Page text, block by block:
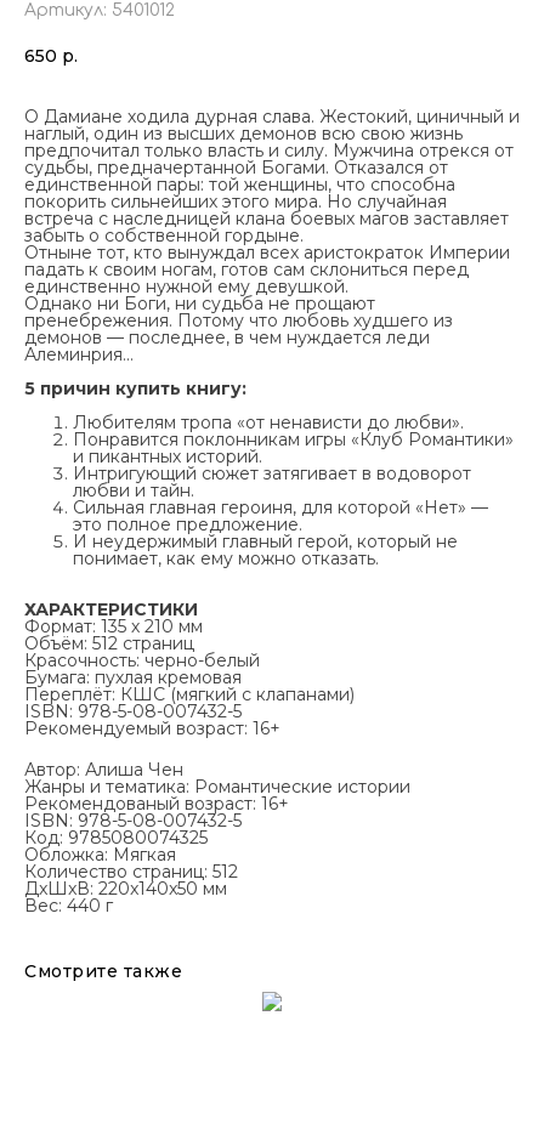
Артикул: 5401012
650 р.
О Дамиане ходила дурная слава. Жестокий, циничный и
наглый, один из высших демонов всю свою жизнь
предпочитал только власть и силу. Мужчина отрекся от
судьбы, предначертанной Богами. Отказался от
единственной пары: той женщины, что способна
покорить сильнейших этого мира. Но случайная
встреча с наследницей клана боевых магов заставляет
забыть о собственной гордыне.
Отныне тот, кто вынуждал всех аристократок Империи
падать к своим ногам, готов сам склониться перед
единственно нужной ему девушкой.
Однако ни Боги, ни судьба не прощают
пренебрежения. Потому что любовь худшего из
демонов — последнее, в чем нуждается леди
Алеминрия...
5 причин купить книгу:
Любителям тропа «от ненависти до любви».
Понравится поклонникам игры «Клуб Романтики»
и пикантных историй.
Интригующий сюжет затягивает в водоворот
любви и тайн.
Сильная главная героиня, для которой «Нет» —
это полное предложение.
И неудержимый главный герой, который не
понимает, как ему можно отказать.
ХАРАКТЕРИСТИКИ
Формат: 135 х 210 мм
Объём: 512 страниц
Красочность: черно-белый
Бумага: пухлая кремовая
Переплёт: КШС (мягкий с клапанами)
ISBN: 978-5-08-007432-5
Рекомендуемый возраст: 16+
Автор: Алиша Чен
Жанры и тематика: Романтические истории
Рекомендованый возраст: 16+
ISBN: 978-5-08-007432-5
Код: 9785080074325
Обложка: Мягкая
Количество страниц: 512
ДxШxВ: 220x140x50 мм
Вес: 440 г
Смотрите также